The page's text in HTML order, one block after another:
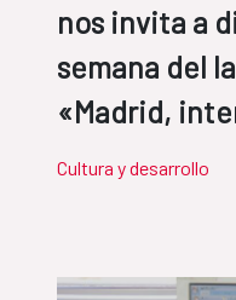
nos invita a
semana del
«Madrid,
Cultura y desarrollo